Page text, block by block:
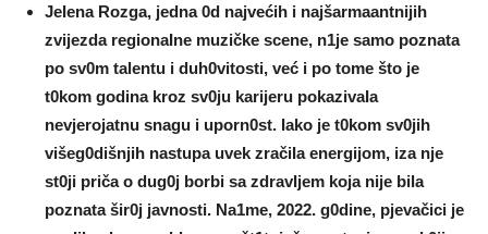
JeIena Rozga, jedna 0d najvećih i najšarmaantnijih
zvijezda regionaIne muzičke scene, n1je samo poznata
po sv0m talentu i duh0vitosti, već i po tome što je
t0kom godina kroz sv0ju karijeru pokazivaIa
nevjerojatnu snagu i uporn0st. Iako je t0kom sv0jih
višeg0dišnjih nastupa uvek zračiIa energijom, iza nje
st0ji priča o dug0j borbi sa zdravIjem koja nije bila
poznata šir0j javnosti. Na1me, 2022. g0dine, pjevačici je